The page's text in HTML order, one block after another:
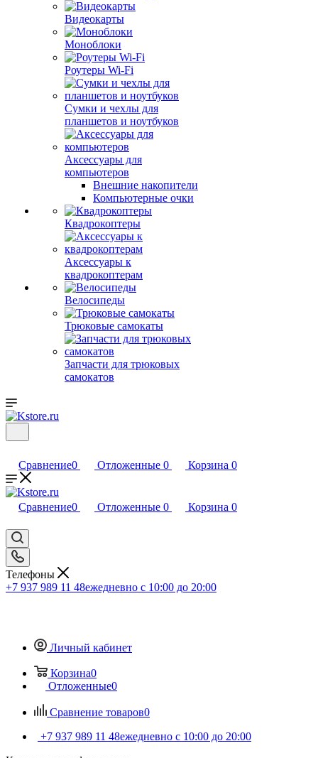
Видеокарты
Моноблоки
Роутеры Wi-Fi
Сумки и чехлы для
планшетов и ноутбуков
Аксессуары для
компьютеров
Внешние накопители
Компьютерные очки
Квадрокоптеры
Аксессуары к
квадрокоптерам
Велосипеды
Трюковые самокаты
Запчасти для трюковых
самокатов
Сравнение0 Отложенные 0 Корзина 0
Сравнение0 Отложенные 0 Корзина 0
Телефоны
+7 937 989 11 48ежедневно с 10:00 до 20:00
Личный кабинет
Корзина0
Отложенные0
Сравнение товаров0
+7 937 989 11 48ежедневно с 10:00 до 20:00